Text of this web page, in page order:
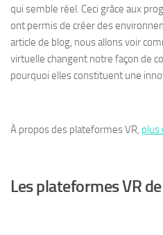
qui semble réel. Ceci grâce aux
ont permis de créer des
article de blog, nous allons voir
virtuelle changent notre façon de
pourquoi elles constituent une
À propos des plateformes VR, plus
Les plateformes VR